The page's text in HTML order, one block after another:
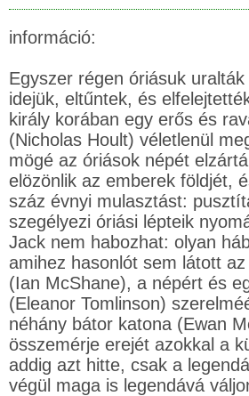
információ:
Egyszer régen óriásuk
idejük, eltűntek, és
király korában egy erős és
(Nicholas Hoult) véletlenül
mögé az óriások népét
elözönlik az emberek földjét,
száz évnyi mulasztást:
szegélyezi óriási lépteik
Jack nem habozhat: olyan
amihez hasonlót sem látott
(Ian McShane), a népért és
(Eleanor Tomlinson)
néhány bátor katona (Ewan
összemérje erejét azokkal a
addig azt hitte, csak a
végül maga is legendává